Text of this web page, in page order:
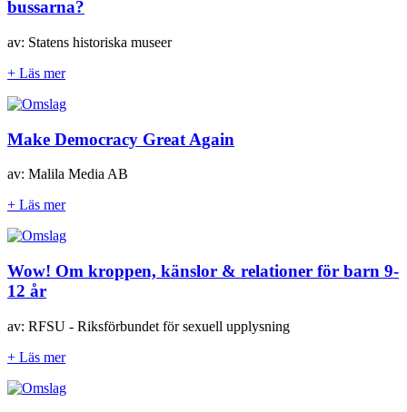
bussarna?
av: Statens historiska museer
+ Läs mer
Make Democracy Great Again
av: Malila Media AB
+ Läs mer
Wow! Om kroppen, känslor & relationer för barn 9-
12 år
av: RFSU - Riksförbundet för sexuell upplysning
+ Läs mer